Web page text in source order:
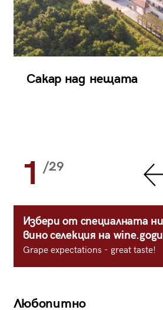
Сакар над нещата
1 /29
Избери от специалната
вино селекция на
Grape expectations - great taste!
Любопитно